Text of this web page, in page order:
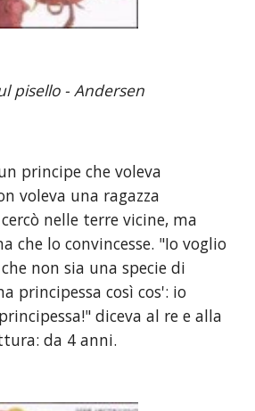
pisello - Andersen
principe che voleva
voleva una ragazza
nelle terre vicine, ma
che lo convincesse. "Io voglio
non sia una specie di
principessa così cos': io
diceva al re e alla
da 4 anni.